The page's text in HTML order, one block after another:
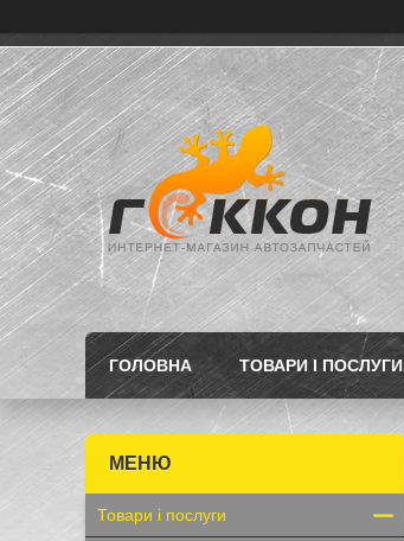
ГОЛОВНА ТОВАРИ І ПОСЛУГИ
Товари і послуги